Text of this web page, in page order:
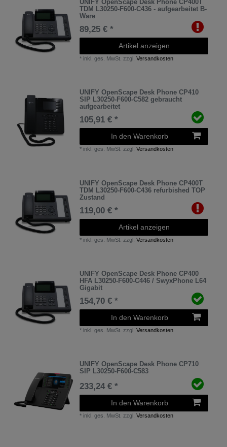
UNIFY OpenScape Desk Phone CP400T
TDM L30250-F600-C436 - aufgearbeitet B-
Ware
89,25 € *
Artikel anzeigen
* inkl. ges. MwSt. zzgl.Versandkosten
UNIFY OpenScape Desk Phone CP410
SIP L30250-F600-C582 gebraucht
aufgearbeitet
105,91 € *
In den Warenkorb
* inkl. ges. MwSt. zzgl.Versandkosten
UNIFY OpenScape Desk Phone CP400T
TDM L30250-F600-C436 refurbished TOP
Zustand
119,00 € *
Artikel anzeigen
* inkl. ges. MwSt. zzgl.Versandkosten
UNIFY OpenScape Desk Phone CP400
HFA L30250-F600-C446 / SwyxPhone L64
Gigabit
154,70 € *
In den Warenkorb
* inkl. ges. MwSt. zzgl.Versandkosten
UNIFY OpenScape Desk Phone CP710
SIP L30250-F600-C583
233,24 € *
In den Warenkorb
* inkl. ges. MwSt. zzgl.Versandkosten